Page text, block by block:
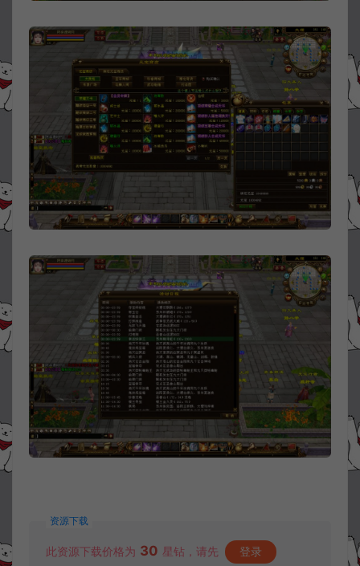
资源下载
此资源下载价格为 30 星钻，请先 登录